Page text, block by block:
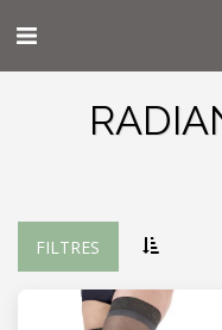
FILTRES